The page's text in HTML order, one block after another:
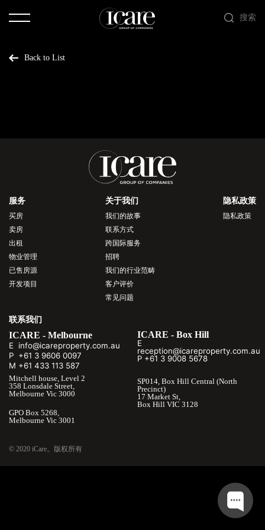
搜索
Back to List
服务
买房
卖房
出租
物业管理
已售房源
开发项目
关于我们
我们的故事
联系方式
跨国际服务
招聘
我们的行业范畴
客户评价
常见问题
隐私政策
隐私政策
联系我们
ICARE - Melbourne
E info@icareproperty.com.au
P +61 3 9606 0097
M +61 433 113 587
Mitchell house, Level 2
358 Lonsdale Street,
Melbourne Vic 3000
GPO Box 5268,
Melbourne Vic 3001
ICARE - Box Hill
E
reception@icareproperty.com.au
P +61 3 9008 5678
SP014, Box Hill Central (North
Precinct)
17 Market St,
Box Hill VIC 3128
© 2020 iCare。版权所有